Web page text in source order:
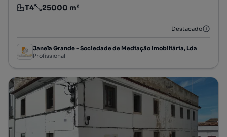
Tipologia
T4
Preço por metro quadrado
25000 m²
Destacado
Janela Grande - Sociedade de Mediação Imobiliária, Lda
Profissional